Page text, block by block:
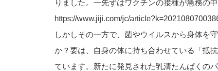
りました。一先ずはワクチンの接種が急務の
https://www.jiji.com/jc/
しかしその一方で、菌やウイルスから身体を
か？要は、自身の体に持ち合わせている「抵
ています。新たに発見された乳清たんぱくの